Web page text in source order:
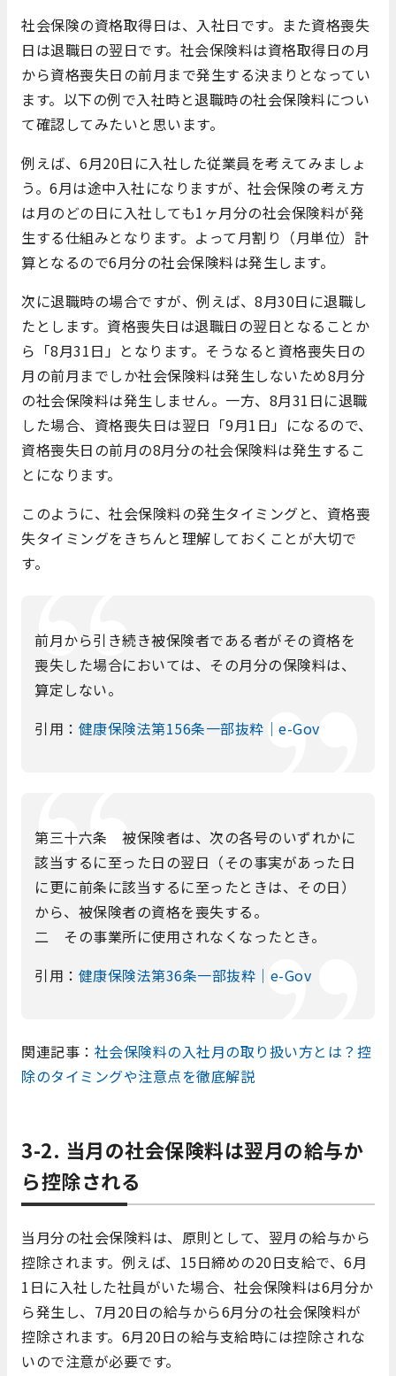
社会保険の資格取得日は、入社日です。また資格喪失
日は退職日の翌日です。社会保険料は資格取得日の月
から資格喪失日の前月まで発生する決まりとなってい
ます。以下の例で入社時と退職時の社会保険料につい
て確認してみたいと思います。
例えば、6月20日に入社した従業員を考えてみましょ
う。6月は途中入社になりますが、社会保険の考え方
は月のどの日に入社しても1ヶ月分の社会保険料が発
生する仕組みとなります。よって月割り（月単位）計
算となるので6月分の社会保険料は発生します。
次に退職時の場合ですが、例えば、8月30日に退職し
たとします。資格喪失日は退職日の翌日となることか
ら「8月31日」となります。そうなると資格喪失日の
月の前月までしか社会保険料は発生しないため8月分
の社会保険料は発生しません。一方、8月31日に退職
した場合、資格喪失日は翌日「9月1日」になるので、
資格喪失日の前月の8月分の社会保険料は発生するこ
とになります。
このように、社会保険料の発生タイミングと、資格喪
失タイミングをきちんと理解しておくことが大切で
す。
前月から引き続き被保険者である者がその資格を
喪失した場合においては、その月分の保険料は、
算定しない。
引用： 健康保険法第156条一部抜粋｜e-Gov
第三十六条 被保険者は、次の各号のいずれかに
該当するに至った日の翌日（その事実があった日
に更に前条に該当するに至ったときは、その日）
から、被保険者の資格を喪失する。
二 その事業所に使用されなくなったとき。
引用： 健康保険法第36条一部抜粋｜e-Gov
関連記事： 社会保険料の入社月の取り扱い方とは？控
除のタイミングや注意点を徹底解説
3-2. 当月の社会保険料は翌月の給与か
ら控除される
当月分の社会保険料は、原則として、翌月の給与から
控除されます。例えば、15日締めの20日支給で、6月
1日に入社した社員がいた場合、社会保険料は6月分か
ら発生し、7月20日の給与から6月分の社会保険料が
控除されます。6月20日の給与支給時には控除されな
いので注意が必要です。